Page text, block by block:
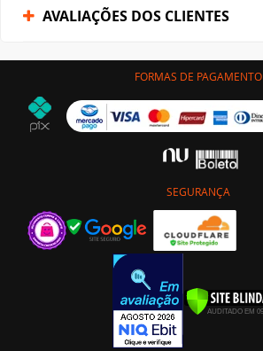
AVALIAÇÕES DOS CLIENTES
FORMAS DE PAGAMENTO
SEGURANÇA